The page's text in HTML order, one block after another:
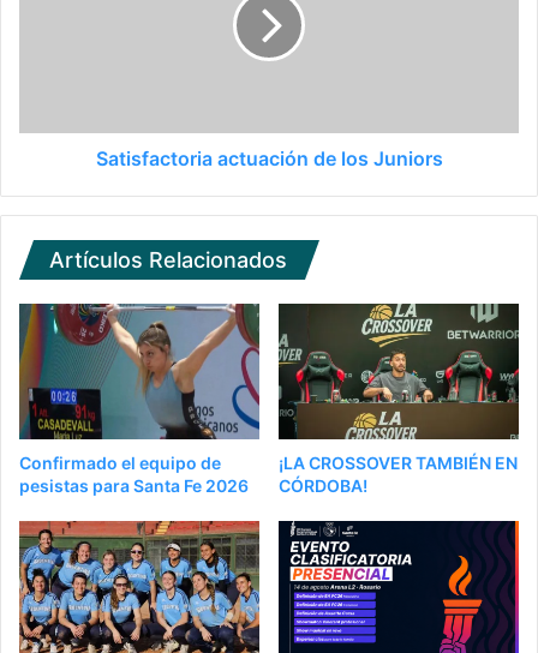
Satisfactoria actuación de los Juniors
Artículos Relacionados
Confirmado el equipo de
pesistas para Santa Fe 2026
¡LA CROSSOVER TAMBIÉN EN
CÓRDOBA!